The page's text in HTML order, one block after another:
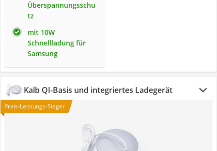
Überspannungsschu
tz
mit 10W
Schnellladung für
Samsung
Kalb QI-Basis und integriertes Ladegerät
Preis-Leistungs-Sieger